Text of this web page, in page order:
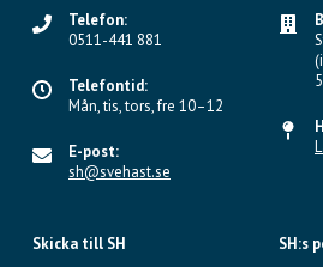
Telefon:
0511-441 881
Telefontid:
Mån, tis, tors, fre 10–12
E-post:
sh@svehast.se
Skicka till SH SH:s